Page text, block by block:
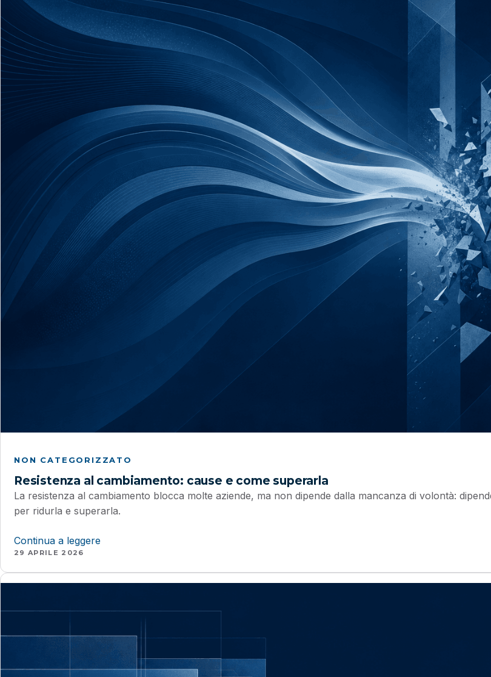
NON CATEGORIZZATO
Resistenza al cambiamento: cause e come superarla
La resistenza al cambiamento blocca molte aziende, ma non dipende dalla mancanza di volontà:
per ridurla e superarla.
Continua a leggere
29 APRILE 2026